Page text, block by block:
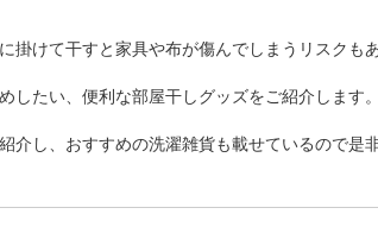
掛けて干すと家具や布が傷んでしまうリスクもあ
したい、便利な部屋干しグッズをご紹介します。
介し、おすすめの洗濯雑貨も載せているので是